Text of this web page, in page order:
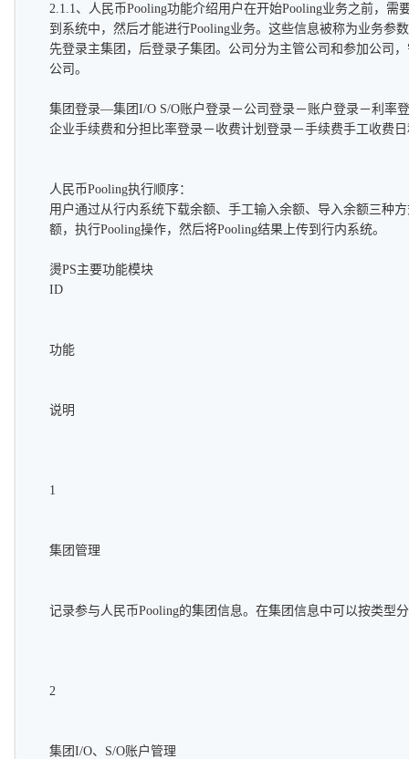
2.1.1、人民币Pooling功能介绍用户在开始Pooling业务之前，需
到系统中，然后才能进行Pooling业务。这些信息被称为业务参
先登录主集团，后登录子集团。公司分为主管公司和参加公司
公司。
集团登录—集团I/O S/O账户登录－公司登录－账户登录－利率
企业手续费和分担比率登录－收费计划登录－手续费手工收费
人民币Pooling执行顺序：
用户通过从行内系统下载余额、手工输入余额、导入余额三种
额，执行Pooling操作，然后将Pooling结果上传到行内系统。
燙PS主要功能模块
ID
功能
说明
1
集团管理
记录参与人民币Pooling的集团信息。在集团信息中可以按类型
2
集团I/O、S/O账户管理